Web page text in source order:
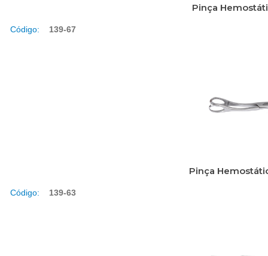
Pinça
Código: 139-67
Pinça
Código: 139-63